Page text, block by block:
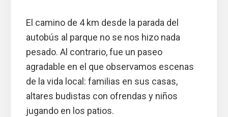
El camino de 4 km desde la parada del
autobús al parque no se nos hizo nada
pesado. Al contrario, fue un paseo
agradable en el que observamos escenas
de la vida local: familias en sus casas,
altares budistas con ofrendas y niños
jugando en los patios.